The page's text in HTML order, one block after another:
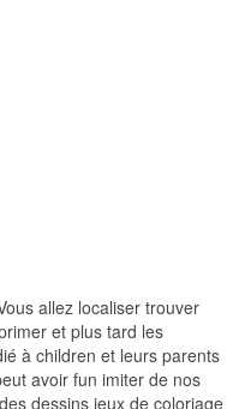
allez localiser trouver
et plus tard les
à children et leurs parents
avoir fun imiter de nos
dessins jeux de coloriage